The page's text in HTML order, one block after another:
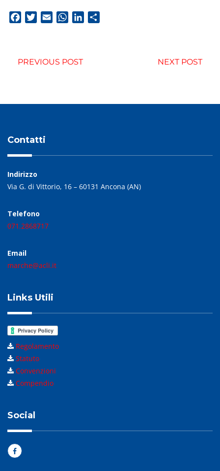
FacebookTwitterEmail WhatsApp
LinkedIn
PREVIOUS POST NEXT POST
Contatti
Indirizzo
Via G. di Vittorio, 16 – 60131 Ancona (AN)
Telefono
071.2868717
Email
marche@acli.it
Links Utili
Regolamento
Statuto
Convenzioni
Compendio
Social